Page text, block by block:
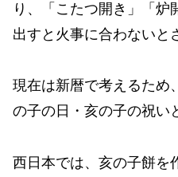
り、「こたつ開き」「炉
出すと火事に合わないと
現在は新暦で考えるため
の子の日・亥の子の祝い
西日本では、亥の子餅を